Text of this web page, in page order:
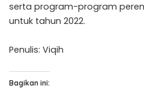
serta program-program
untuk tahun 2022.
Penulis: Viqih
Bagikan ini: